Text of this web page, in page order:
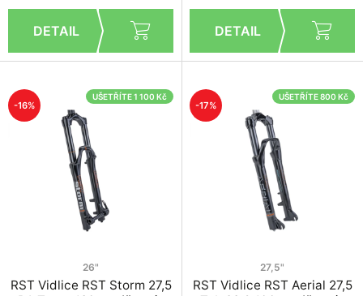
-16%
UŠETŘÍTE 1 100 Kč
26"
RST Vidlice RST Storm 27,5
-17%
UŠETŘÍTE 800 Kč
27,5"
RST Vidlice RST Aerial 27,5